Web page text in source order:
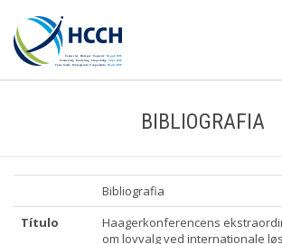
BIBLIOGRAFIA
Bibliografia
Título
Haagerkonferencens
om lovvalg ved internationale